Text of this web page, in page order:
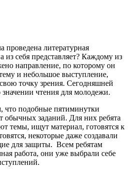
проведена литературная
из себя представляет? Каждому из
направление, по которому он
и небольшое выступление,
точку зрения. Сегодняшней
чтения для молодежи.
что подобные пятиминутки
обычных заданий. Для них ребята
темы, ищут материал, готовятся к
некоторые даже создавали
для защиты. Всем ребятам
работа, они уже выбрали себе